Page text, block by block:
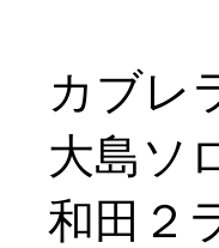
カブレ
大島ソ
和田２